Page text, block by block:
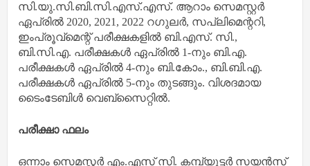
സി.യു.സി.ബി.സി.എസ്.എസ്. ആറാം സെമസ്റ്റര്‍
ഏപ്രില്‍ 2020, 2021, 2022 റഗുലര്‍, സപ്ലിമെന്ററി,
ഇംപ്രൂവ്‌മെന്റ് പരീക്ഷകളില്‍ ബി.എസ്. സി.,
ബി.സി.എ. പരീക്ഷകള്‍ ഏപ്രില്‍ 1-നും ബി.എ.
പരീക്ഷകള്‍ ഏപ്രില്‍ 4-നും ബി.കോം., ബി.ബി.എ.
പരീക്ഷകള്‍ ഏപ്രില്‍ 5-നും തുടങ്ങും. വിശദമായ
ടൈംടേബിള്‍ വെബ്‌സൈറ്റില്‍.
പരീക്ഷാ ഫലം
ഒന്നാം സെമസ്റ്റര്‍ എം.എസ് സി. കമ്പ്യൂട്ടര്‍ സയന്‍സ്